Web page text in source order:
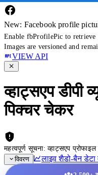
New: Facebook profile
Enable fbProfilePic to retrieve
Images are versioned and
VIEW API
व्हाट्सएप डीपी
पिक्चर चेकर
महत्वपूर्ण सूचना: व्हाट्सएप
विवरण
लाइव शैडो-बैन